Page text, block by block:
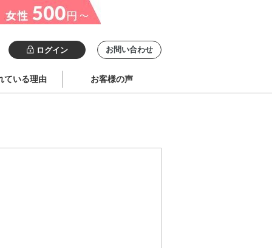
ログイン お問い合わせ
ている理由 お客様の声